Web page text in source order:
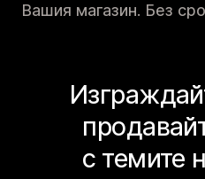
Вашия магазин. Без
с темите